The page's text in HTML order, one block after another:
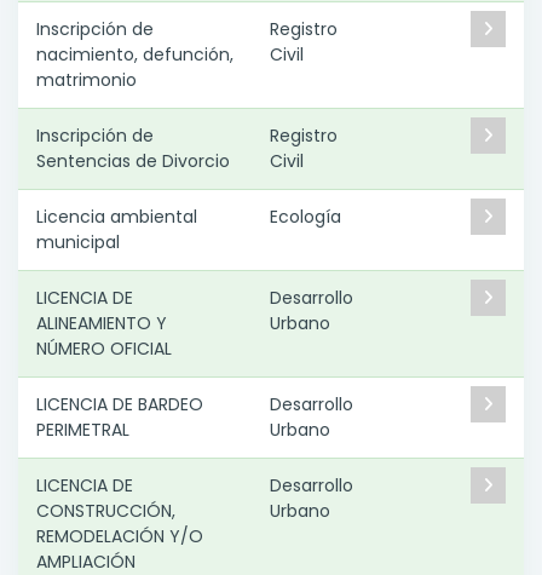
Inscripción de
nacimiento, defunción,
matrimonio
Registro
Civil
Inscripción de
Sentencias de Divorcio
Registro
Civil
Licencia ambiental
municipal
Ecología
LICENCIA DE
ALINEAMIENTO Y
NÚMERO OFICIAL
Desarrollo
Urbano
LICENCIA DE BARDEO
PERIMETRAL
Desarrollo
Urbano
LICENCIA DE
CONSTRUCCIÓN,
REMODELACIÓN Y/O
AMPLIACIÓN
Desarrollo
Urbano